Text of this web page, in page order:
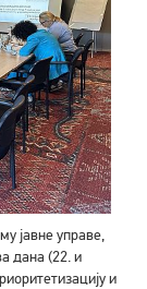
јавне управе,
дана (22. и
и